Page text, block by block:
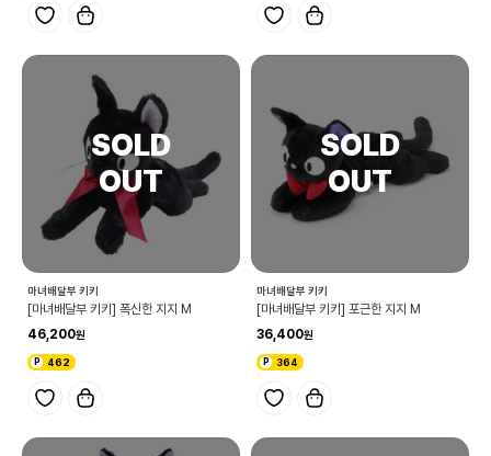
마녀배달부 키키
[마녀배달부 키키] 폭신한 지지 M
46,200
462
마녀배달부 키키
[마녀배달부 키키] 포근한 지지 M
36,400
364